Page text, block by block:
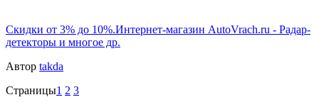
Скидки от 3% до 10%.Интернет-магазин AutoVrach.ru - Радар-
детекторы и многое др.
Автор takda
Страницы1 2 3